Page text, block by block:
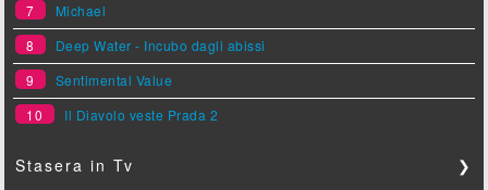
7
Michael
8
Deep Water - Incubo dagli abissi
9
Sentimental Value
10
Il Diavolo veste Prada 2
Stasera in Tv ❯